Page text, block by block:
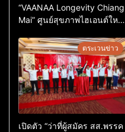
“VAANAA Longevity Chiang
Mai” ศูนย์สุขภาพไฮเอนต์ใหญ่
ตระเวนข่าว
เปิดตัว “ว่าที่ผู้สมัคร สส.พรรค